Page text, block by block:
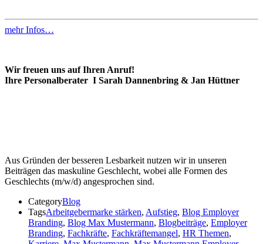
mehr Infos…
Wir freuen uns auf Ihren Anruf!
Ihre Personalberater I Sarah Dannenbring & Jan Hüttner
Aus Gründen der besseren Lesbarkeit nutzen wir in unseren
Beiträgen das maskuline Geschlecht, wobei alle Formen des
Geschlechts (m/w/d) angesprochen sind.
CategoryBlog
TagsArbeitgebermarke stärken, Aufstieg, Blog Employer
Branding, Blog Max Mustermann, Blogbeiträge, Employer
Branding, Fachkräfte, Fachkräftemangel, HR Themen,